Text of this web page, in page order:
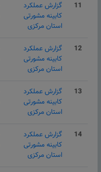
11
گزارش عملکرد
کابینه مشورتی
استان مرکزی
12
گزارش عملکرد
کابینه مشورتی
استان مرکزی
13
گزارش عملکرد
کابینه مشورتی
استان مرکزی
14
گزارش عملکرد
کابینه مشورتی
استان مرکزی